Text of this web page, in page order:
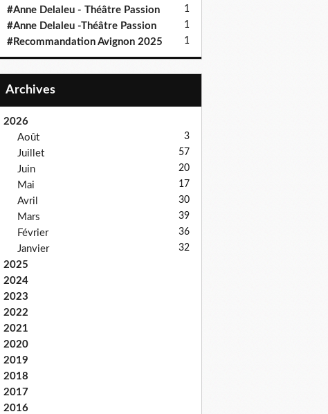
#Anne Delaleu - Théâtre Passion 1
#Anne Delaleu -Théâtre Passion 1
#Recommandation Avignon 2025 1
Archives
2026
Août
3
Juillet 57
Juin 20
Mai 17
Avril 30
Mars 39
Février 36
Janvier 32
2025
2024
2023
2022
2021
2020
2019
2018
2017
2016